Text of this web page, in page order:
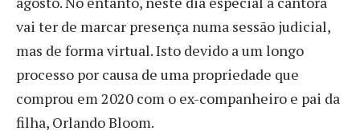
vai ter de marcar presença numa sessão judicial,
mas de forma virtual. Isto devido a um longo
processo por causa de uma propriedade que
comprou em 2020 com o ex-companheiro e pai da
filha, Orlando Bloom.